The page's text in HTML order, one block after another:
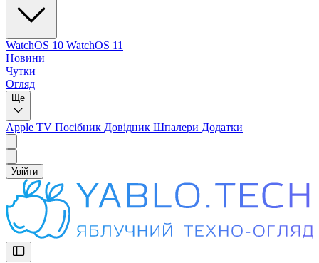
WatchOS 10 WatchOS 11
Новини
Чутки
Огляд
Ще
Apple TV Посібник Довідник Шпалери Додатки
Увійти